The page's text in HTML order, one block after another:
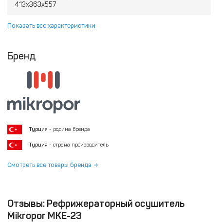
413х363х557
Показать все характеристики
Бренд
Турция - родина бренда
Турция - страна производитель
Смотреть все товары бренда
Отзывы: Рефрижераторный осушитель
Mikropor MKE-23